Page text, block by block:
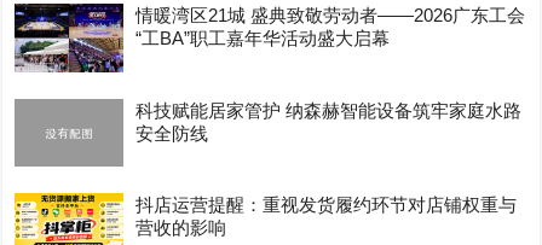
情暖湾区21城 盛典致敬劳动者——2026广东工会
“工BA”职工嘉年华活动盛大启幕
科技赋能居家管护 纳森赫智能设备筑牢家庭水路
安全防线
抖店运营提醒：重视发货履约环节对店铺权重与
营收的影响